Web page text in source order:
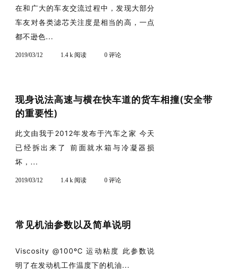
在和广大的车友交流过程中，发现大部分
车友对各类滤芯关注度是相当的高，一点
都不逊色...
2019/03/12 1.4 k 阅读 0 评论
现身说法高速与横在快车道的货车相撞(安全带
的重要性)
此文由我于2012年发布于汽车之家 今天
已经拆出来了 前面就水箱与冷凝器损
坏，...
2019/03/12 1.4 k 阅读 0 评论
常见机油参数以及简单说明
Viscosity @100ºC 运动粘度 此参数说
明了在发动机工作温度下的机油...